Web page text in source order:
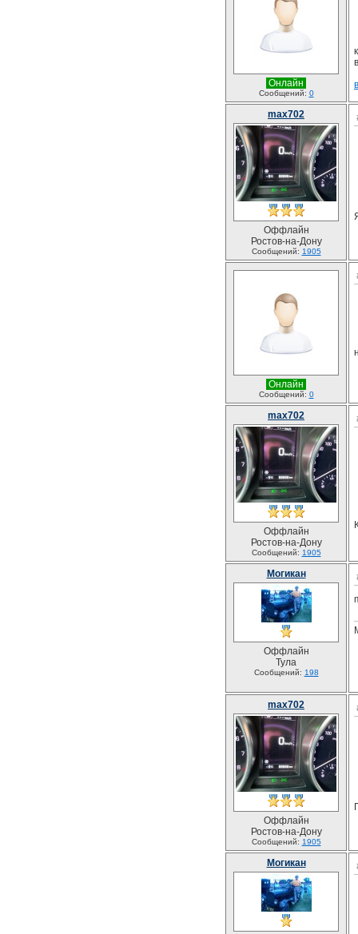
Онлайн
Сообщений: 0
max702
Оффлайн
Ростов-на-Дону
Сообщений: 1905
Онлайн
Сообщений: 0
max702
Оффлайн
Ростов-на-Дону
Сообщений: 1905
Могикан
Оффлайн
Тула
Сообщений: 198
max702
Оффлайн
Ростов-на-Дону
Сообщений: 1905
Могикан